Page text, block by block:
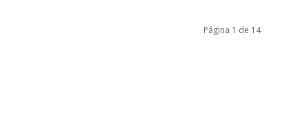
Página 1 de 14